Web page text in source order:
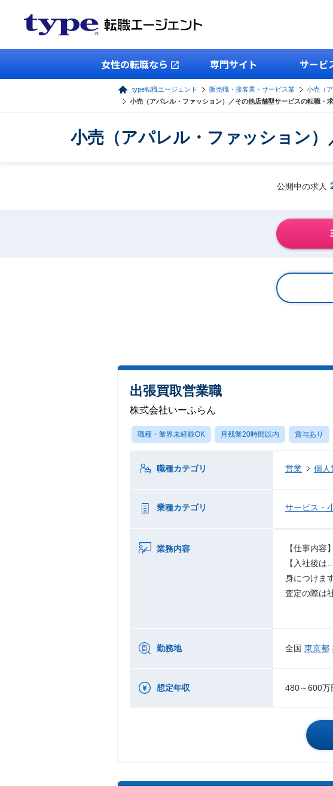
女性の転職なら 専門サイト サービ
type転職エージェント 販売職・接客業・サービス業 小売（
小売（アパレル・ファッション）／その他店舗型サービスの転職・
小売（アパレル・ファッション
公開中の求人
出張買取営業職
株式会社いーふらん
職種・業界未経験OK 月残業20時間以内 賞与あり
職種カテゴリ 営業 個人
業種カテゴリ サービス・
業務内容
【仕事内
【入社後
身につけます
査定の際は
勤務地 全国 東京都
想定年収 480～600万